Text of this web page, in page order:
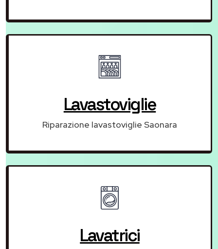
Lavastoviglie
Riparazione lavastoviglie Saonara
Lavatrici